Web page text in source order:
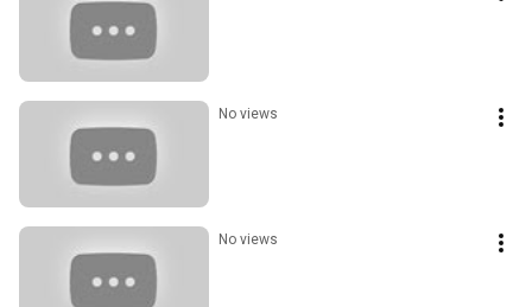
No views
No views